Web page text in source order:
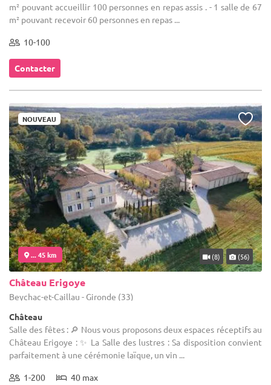
m² pouvant accueillir 100 personnes en repas assis . - 1 salle de 67
m² pouvant recevoir 60 personnes en repas ...
10-100
Contacter
NOUVEAU
... 45 km (8) (56)
Château Erigoye
Beychac-et-Caillau - Gironde (33)
Château
Salle des fêtes : 🔎 Nous vous proposons deux espaces réceptifs au
Château Erigoye : ✨ La Salle des lustres : Sa disposition convient
parfaitement à une cérémonie laïque, un vin ...
1-200 40 max